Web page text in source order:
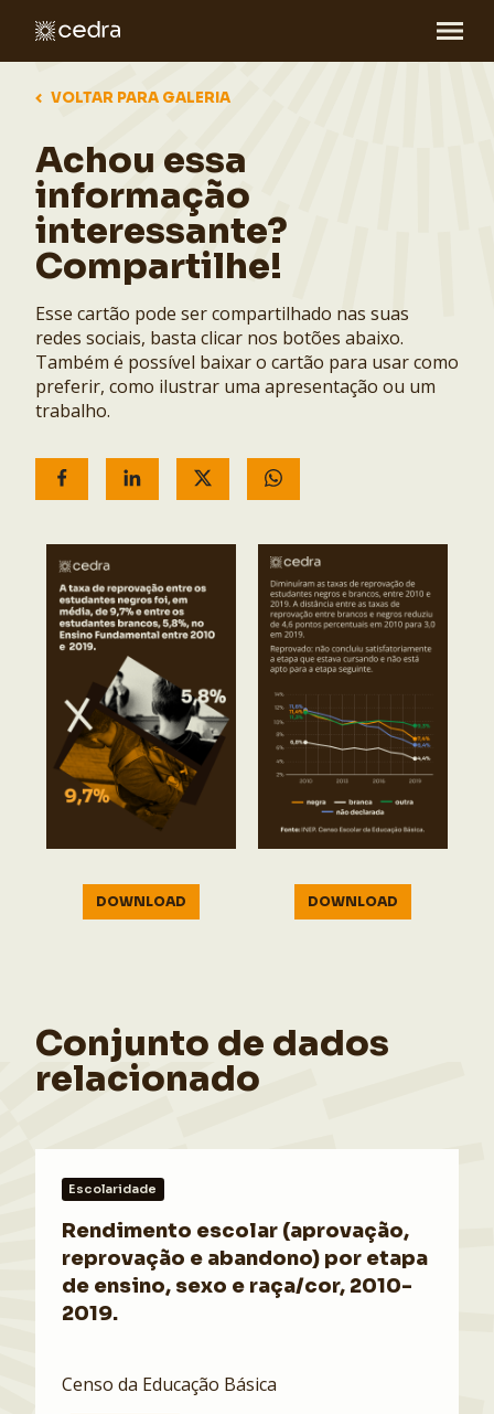
DOWNLOAD DOWNLOAD
VOLTAR PARA GALERIA
Achou essa
informação
interessante?
Compartilhe!
Esse cartão pode ser compartilhado nas suas
redes sociais, basta clicar nos botões abaixo.
Também é possível baixar o cartão para usar como
preferir, como ilustrar uma apresentação ou um
trabalho.
Conjunto de dados
relacionado
Escolaridade
Rendimento escolar (aprovação,
reprovação e abandono) por etapa
de ensino, sexo e raça/cor, 2010-
2019.
Censo da Educação Básica